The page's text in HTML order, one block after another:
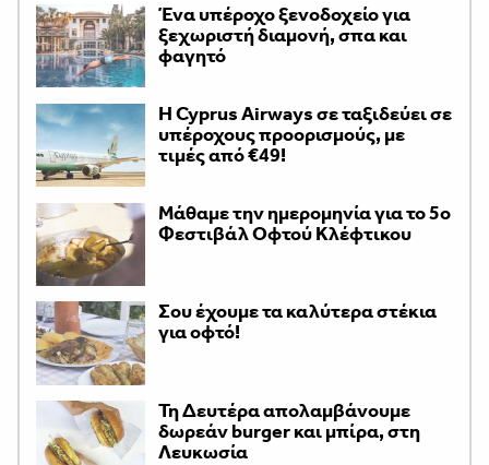
Ένα υπέροχο ξενοδοχείο για
ξεχωριστή διαμονή, σπα και
φαγητό
H Cyprus Airways σε ταξιδεύει σε
υπέροχους προορισμούς, με
τιμές από €49!
Μάθαμε την ημερομηνία για το 5ο
Φεστιβάλ Οφτού Κλέφτικου
Σου έχουμε τα καλύτερα στέκια
για οφτό!
Τη Δευτέρα απολαμβάνουμε
δωρεάν burger και μπίρα, στη
Λευκωσία